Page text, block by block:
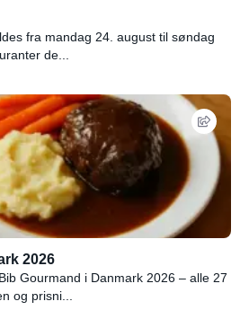
fra mandag 24. august til søndag
de...
2026
Gourmand i Danmark 2026 – alle 27
og prisni...